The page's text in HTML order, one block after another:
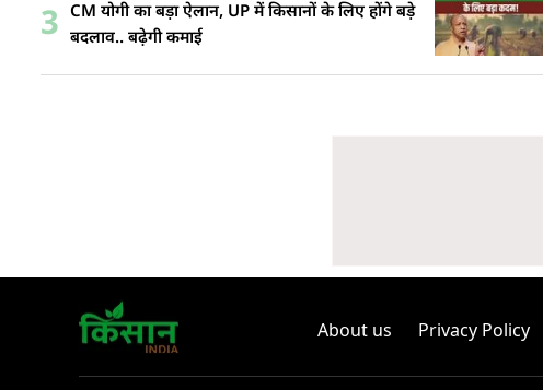
3 CM योगी का बड़ा ऐलान, UP में किसानों के लिए होंगे बड़े
बदलाव.. बढ़ेगी कमाई
About us Privacy Policy